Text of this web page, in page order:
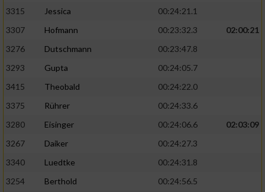
3315
Jessica
00:24:21.1
3307
Hofmann 00:23:32.3
02:00:21
3276
Dutschmann
00:23:47.8
3293
Gupta
00:24:05.7
3415
Theobald
00:24:22.0
3375
Rührer
00:24:33.6
3280
Eisinger 00:24:06.6
02:03:09
3267
Daiker
00:24:27.3
3340
Luedtke
00:24:31.8
3254
Berthold
00:24:56.5